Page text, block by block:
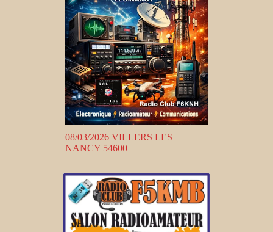
08/03/2026 VILLERS LES
NANCY 54600